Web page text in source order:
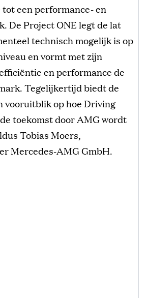
een performance- en
De Project ONE legt de lat
technisch mogelijk is op
en vormt met zijn
en performance de
Tegelijkertijd biedt de
vooruitblik op hoe Driving
toekomst door AMG wordt
Tobias Moers,
Mercedes-AMG GmbH.